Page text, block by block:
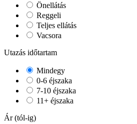
Önellátás
Reggeli
Teljes ellátás
Vacsora
Utazás időtartam
Mindegy
0-6 éjszaka
7-10 éjszaka
11+ éjszaka
Ár (tól-ig)